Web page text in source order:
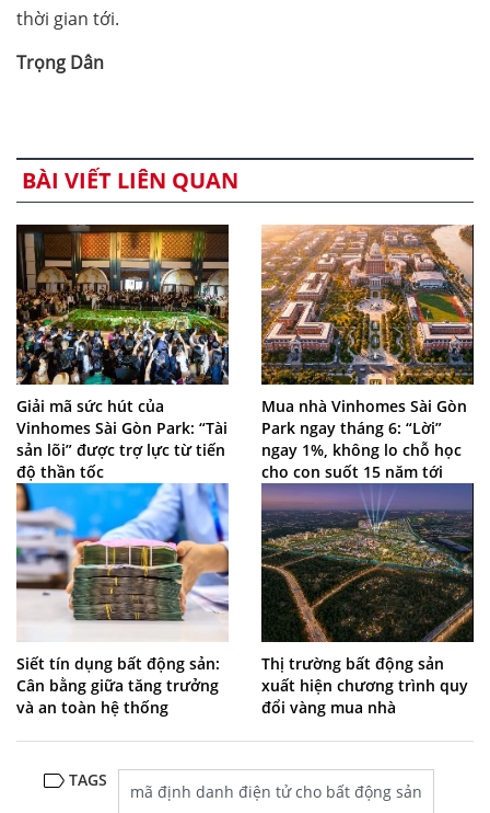
thời gian tới.
Trọng Dân
BÀI VIẾT LIÊN QUAN
Giải mã sức hút của
Vinhomes Sài Gòn Park: “Tài
sản lõi” được trợ lực từ tiến
độ thần tốc
Mua nhà Vinhomes Sài Gòn
Park ngay tháng 6: “Lời”
ngay 1%, không lo chỗ học
cho con suốt 15 năm tới
Siết tín dụng bất động sản:
Cân bằng giữa tăng trưởng
và an toàn hệ thống
Thị trường bất động sản
xuất hiện chương trình quy
đổi vàng mua nhà
TAGS
mã định danh điện tử cho bất động sản